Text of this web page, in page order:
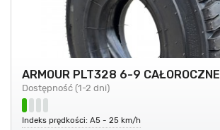
ARMOUR PLT328 6-9 CAŁOROCZNE
Dostępność (1-2 dni)
Indeks prędkości: A5 - 25 km/h